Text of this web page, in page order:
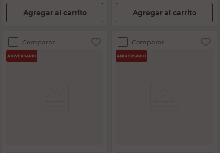
Agregar al carrito Agregar al carrito
Comparar Comparar